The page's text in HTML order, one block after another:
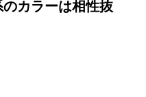
カラーは相性抜